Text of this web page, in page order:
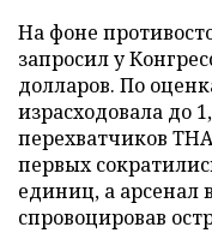
На фоне
запросил у
долларов. По
израсходовала до
перехватчиков
первых
единиц, а арсенал
спровоцировав